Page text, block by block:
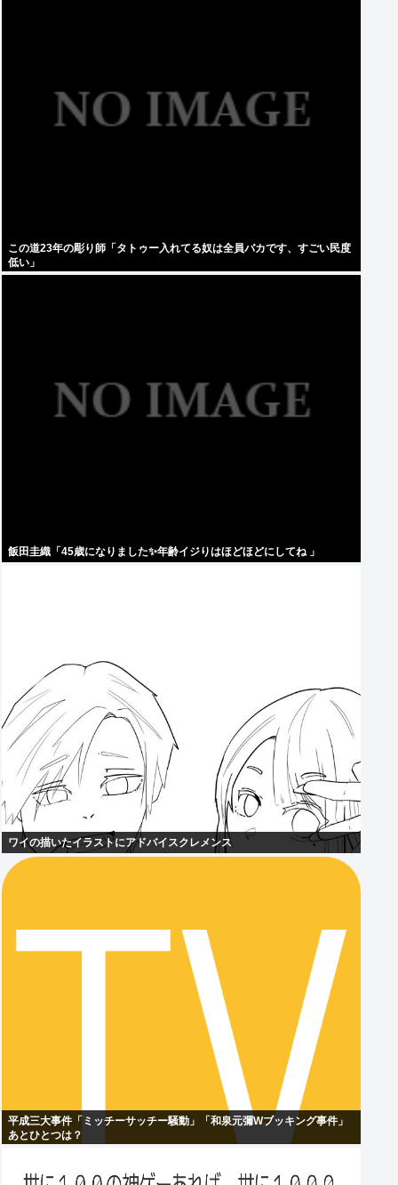
この道23年の彫り師「タトゥー入れてる奴は全員バカです、すごい民度
低い」
飯田圭織「45歳になりました✨年齢イジりはほどほどにしてね 」
ワイの描いたイラストにアドバイスクレメンス
平成三大事件「ミッチーサッチー騒動」「和泉元彌Wブッキング事件」
あとひとつは？